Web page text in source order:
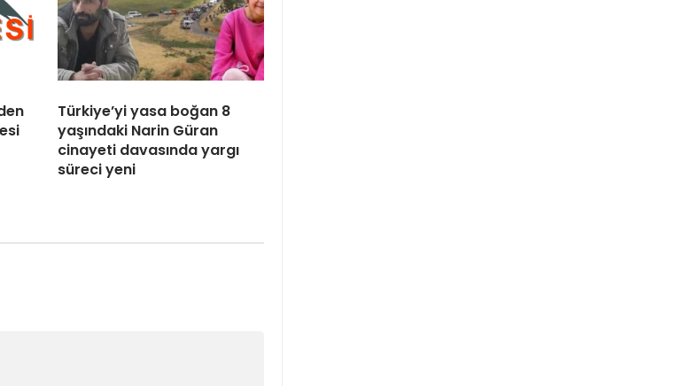
Türkiye’yi yasa boğan 8
yaşındaki Narin Güran
cinayeti davasında yargı
süreci yeni